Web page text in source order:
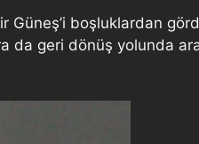
Güneş’i boşluklardan
geri dönüş yolunda